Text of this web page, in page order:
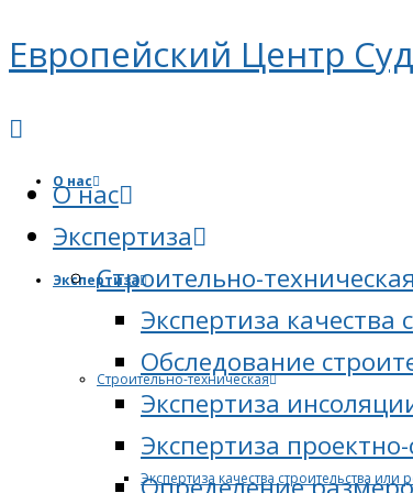
Европейский Центр
О нас
Экспертиза
Cтроительно-техническая
Экспертиза качества строительства или
О нас
Экспертиза
Cтроительно-техническая
Экспертиза качества
Обследование
Экспертиза
Экспертиза